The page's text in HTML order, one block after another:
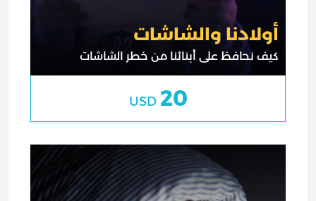
أولادنا والشاشات
كيف نحافظ على أبنائنا من خطر الشاشات
20
USD